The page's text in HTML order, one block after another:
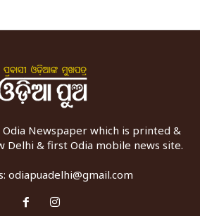
Odia Newspaper which is printed &
Delhi & first Odia mobile news site.
odiapuadelhi@gmail.com